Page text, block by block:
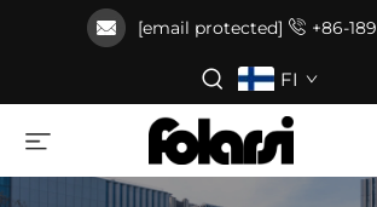
[email protected] +86-
FI